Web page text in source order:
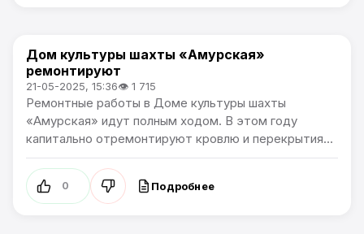
Культура
Дом культуры шахты «Амурская»
ремонтируют
21-05-2025, 15:36👁 1 715
Ремонтные работы в Доме культуры шахты
«Амурская» идут полным ходом. В этом году
капитально отремонтируют кровлю и перекрытия...
0 Подробнее